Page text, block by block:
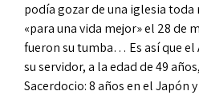
podía gozar de una iglesia
«para una vida mejor» el 28 de
fueron su tumba… Es así que
su servidor, a la edad de 49
Sacerdocio: 8 años en el Japón